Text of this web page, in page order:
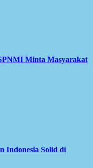
Minta Masyarakat
Indonesia Solid di